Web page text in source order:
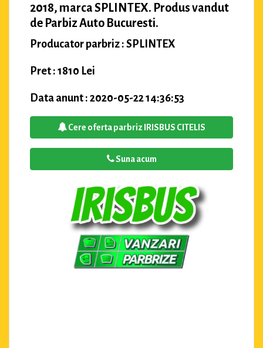
2018, marca SPLINTEX. Produs vandut
de Parbiz Auto Bucuresti.
Producator parbriz : SPLINTEX
Pret : 1810 Lei
Data anunt : 2020-05-22 14:36:53
Cere oferta parbriz IRISBUS CITELIS
Suna acum